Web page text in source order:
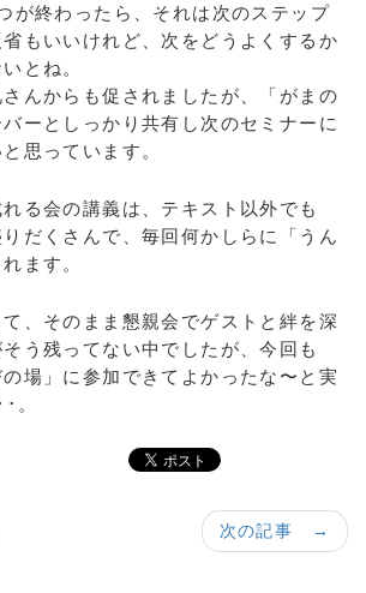
が終わったら、それは次のステップ
もいいけれど、次をどうよくするか
とね。
んからも促されましたが、「がまの
ーとしっかり共有し次のセミナーに
思っています。
る会の講義は、テキスト以外でも
りだくさんで、毎回何かしらに「うん
ます。
、そのまま懇親会でゲストと絆を深
う残ってない中でしたが、今回も
の場」に参加できてよかったな〜と実
。
次の記事 →